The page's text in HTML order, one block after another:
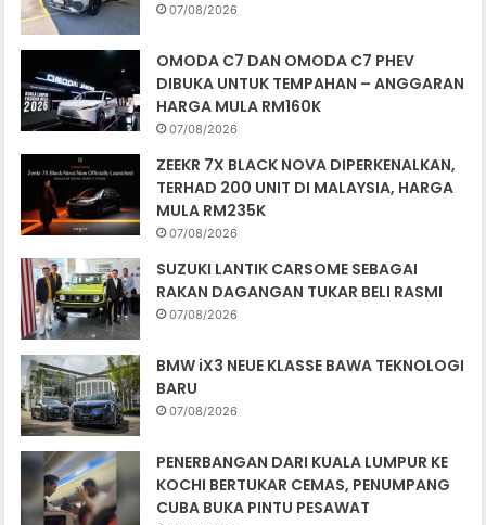
07/08/2026
OMODA C7 DAN OMODA C7 PHEV
DIBUKA UNTUK TEMPAHAN – ANGGARAN
HARGA MULA RM160K
07/08/2026
ZEEKR 7X BLACK NOVA DIPERKENALKAN,
TERHAD 200 UNIT DI MALAYSIA, HARGA
MULA RM235K
07/08/2026
SUZUKI LANTIK CARSOME SEBAGAI
RAKAN DAGANGAN TUKAR BELI RASMI
07/08/2026
BMW iX3 NEUE KLASSE BAWA TEKNOLOGI
BARU
07/08/2026
PENERBANGAN DARI KUALA LUMPUR KE
KOCHI BERTUKAR CEMAS, PENUMPANG
CUBA BUKA PINTU PESAWAT